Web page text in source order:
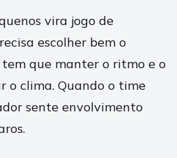
vira jogo de
escolher bem o
que manter o ritmo e o
o clima. Quando o time
sente envolvimento